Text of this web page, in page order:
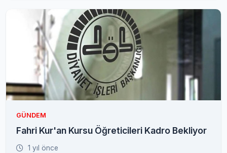
GÜNDEM
Fahri Kur'an Kursu Öğreticileri Kadro Bekliyor
1 yıl önce